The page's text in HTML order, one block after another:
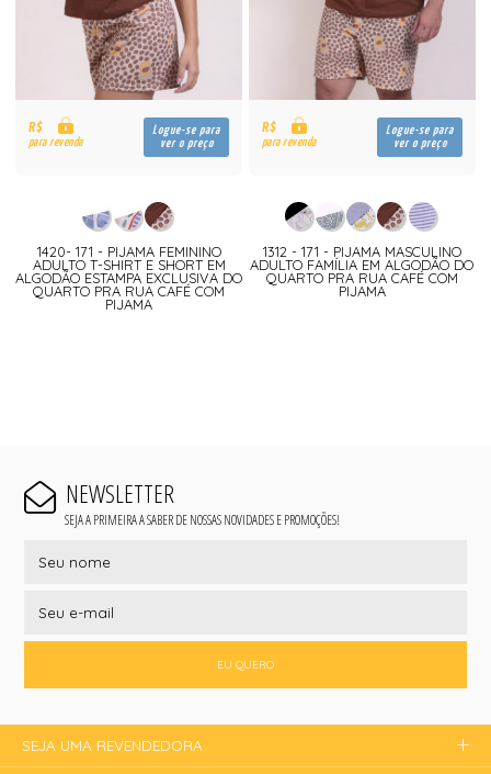
R$
para revenda
Logue-se para
ver o preço
1420- 171 - PIJAMA FEMININO
ADULTO T-SHIRT E SHORT EM
ALGODÃO ESTAMPA EXCLUSIVA DO
QUARTO PRA RUA CAFÉ COM
PIJAMA
R$
para revenda
Logue-se para
ver o preço
1312 - 171 - PIJAMA MASCULINO
ADULTO FAMÍLIA EM ALGODÃO DO
QUARTO PRA RUA CAFÉ COM
PIJAMA
NEWSLETTER
SEJA A PRIMEIRA A SABER DE NOSSAS NOVIDADES E PROMOÇÕES!
EU QUERO
SEJA UMA REVENDEDORA